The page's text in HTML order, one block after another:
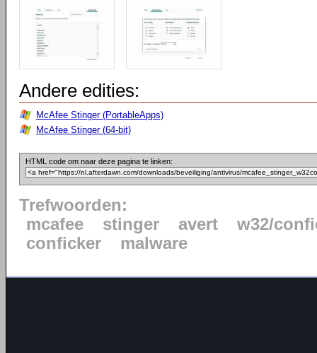
Andere edities:
McAfee Stinger (PortableApps)
McAfee Stinger (64-bit)
HTML code om naar deze pagina te linken:
Trefwoorden:
mcafee
stinger avert
w32/
conficker
malware